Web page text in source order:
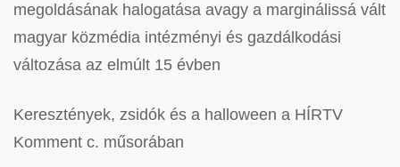
megoldásának halogatása avagy a marginálissá vált
magyar közmédia intézményi és gazdálkodási
változása az elmúlt 15 évben
Keresztények, zsidók és a halloween a HÍRTV
Komment c. műsorában